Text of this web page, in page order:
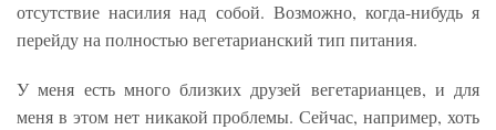
отсутствие насилия над собой. Возможно, когда-нибудь я
перейду на полностью вегетарианский тип питания.
У меня есть много близких друзей вегетарианцев, и для
меня в этом нет никакой проблемы. Сейчас, например, хоть